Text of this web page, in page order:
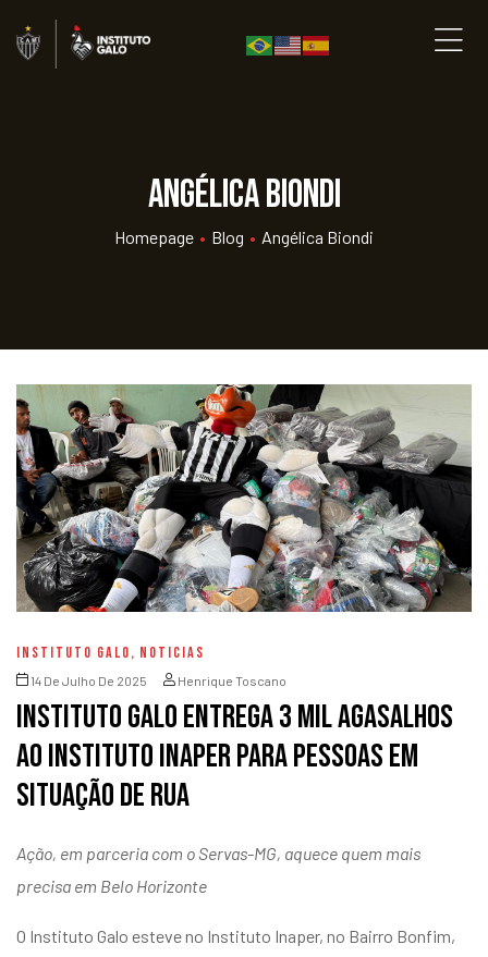
Angélica Biondi
Homepage • Blog • Angélica Biondi
INSTITUTO GALO, NOTICIAS
14 De Julho De 2025 Henrique Toscano
Instituto Galo entrega 3 mil agasalhos
ao Instituto Inaper para pessoas em
situação de rua
Ação, em parceria com o Servas-MG, aquece quem mais
precisa em Belo Horizonte
O Instituto Galo esteve no Instituto Inaper, no Bairro Bonfim,